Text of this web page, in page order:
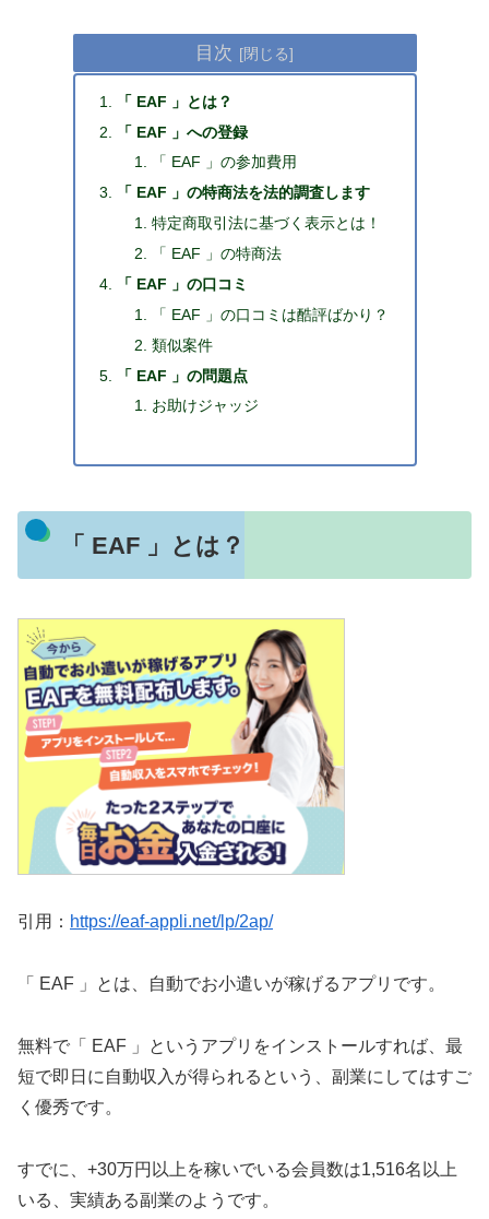
目次
「 EAF 」とは？
「 EAF 」への登録
「 EAF 」の参加費用
「 EAF 」の特商法を法的調査します
特定商取引法に基づく表示とは！
「 EAF 」の特商法
「 EAF 」の口コミ
「 EAF 」の口コミは酷評ばかり？
類似案件
「 EAF 」の問題点
お助けジャッジ
「 EAF 」とは？
引用： https://eaf-appli.net/lp/2ap/
「 EAF 」とは、自動でお小遣いが稼げるアプリです。
無料で「 EAF 」というアプリをインストールすれば、最
短で即日に自動収入が得られるという、副業にしてはすご
く優秀です。
すでに、+30万円以上を稼いでいる会員数は1,516名以上
いる、実績ある副業のようです。